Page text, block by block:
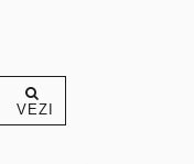
VEZI